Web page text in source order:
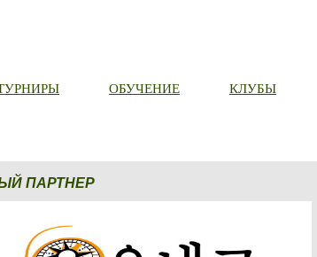
ОБУЧЕНИЕ КЛУБЫ
ПАРТНЕР